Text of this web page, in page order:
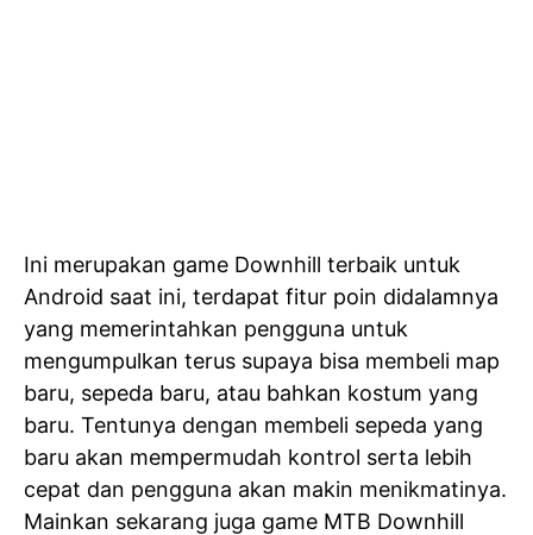
Ini merupakan game Downhill terbaik untuk
Android saat ini, terdapat fitur poin didalamnya
yang memerintahkan pengguna untuk
mengumpulkan terus supaya bisa membeli map
baru, sepeda baru, atau bahkan kostum yang
baru. Tentunya dengan membeli sepeda yang
baru akan mempermudah kontrol serta lebih
cepat dan pengguna akan makin menikmatinya.
Mainkan sekarang juga game MTB Downhill